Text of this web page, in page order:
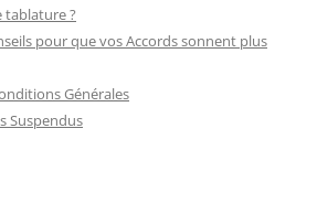
tablature ?
pour que vos Accords sonnent plus
Générales
Suspendus